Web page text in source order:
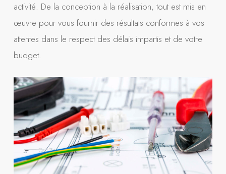
activité. De la conception à la réalisation, tout est mis en
œuvre pour vous fournir des résultats conformes à vos
attentes dans le respect des délais impartis et de votre
budget.